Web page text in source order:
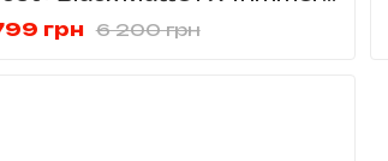
6 200 грн
грн